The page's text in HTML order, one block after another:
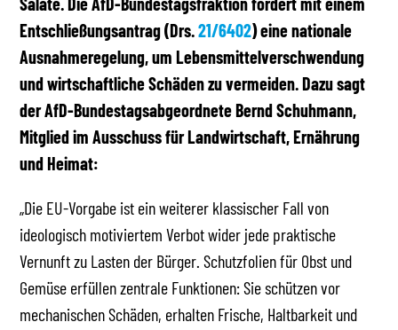
Entschließungsantrag (Drs.21/6402) eine nationale
Ausnahmeregelung, um Lebensmittelverschwendung
und wirtschaftliche Schäden zu vermeiden. Dazu sagt
der AfD-Bundestagsabgeordnete Bernd Schuhmann,
Mitglied im Ausschuss für Landwirtschaft, Ernährung
und Heimat:
„Die EU-Vorgabe ist ein weiterer klassischer Fall von
ideologisch motiviertem Verbot wider jede praktische
Vernunft zu Lasten der Bürger. Schutzfolien für Obst und
Gemüse erfüllen zentrale Funktionen: Sie schützen vor
mechanischen Schäden, erhalten Frische, Haltbarkeit und